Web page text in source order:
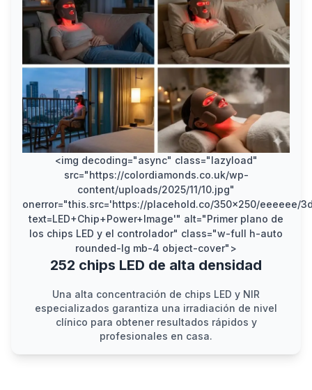
<img decoding="async" class="lazyload"
src="https://colordiamonds.co.uk/wp-
content/uploads/2025/11/10.jpg"
onerror="this.src='https://placehold.co/350x250/eeeeee/
text=LED+Chip+Power+Image'" alt="Primer plano de
los chips LED y el controlador" class="w-full h-auto
rounded-lg mb-4 object-cover">
252 chips LED de alta densidad
Una alta concentración de chips LED y NIR
especializados garantiza una irradiación de nivel
clínico para obtener resultados rápidos y
profesionales en casa.